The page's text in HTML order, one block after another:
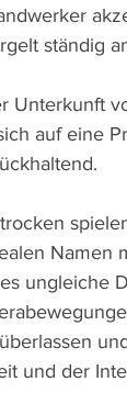
ständig
Unterkunft
auf eine
Namen
ungleiche
und der